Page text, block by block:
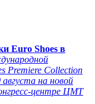
Euro Shoes в
Premiere Collection
на новой
центре ЦМТ